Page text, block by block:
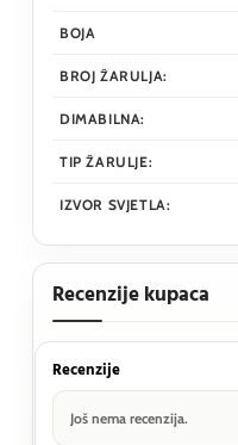
BOJA
BROJ ŽARULJA:
DIMABILNA:
TIP ŽARULJE:
IZVOR SVJETLA:
Recenzije kupaca
Recenzije
Još nema recenzija.